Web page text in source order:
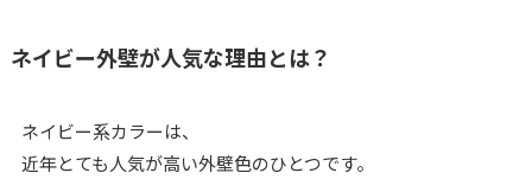
ネイビー外壁が人気な理由とは？
ネイビー系カラーは、
近年とても人気が高い外壁色のひとつです。